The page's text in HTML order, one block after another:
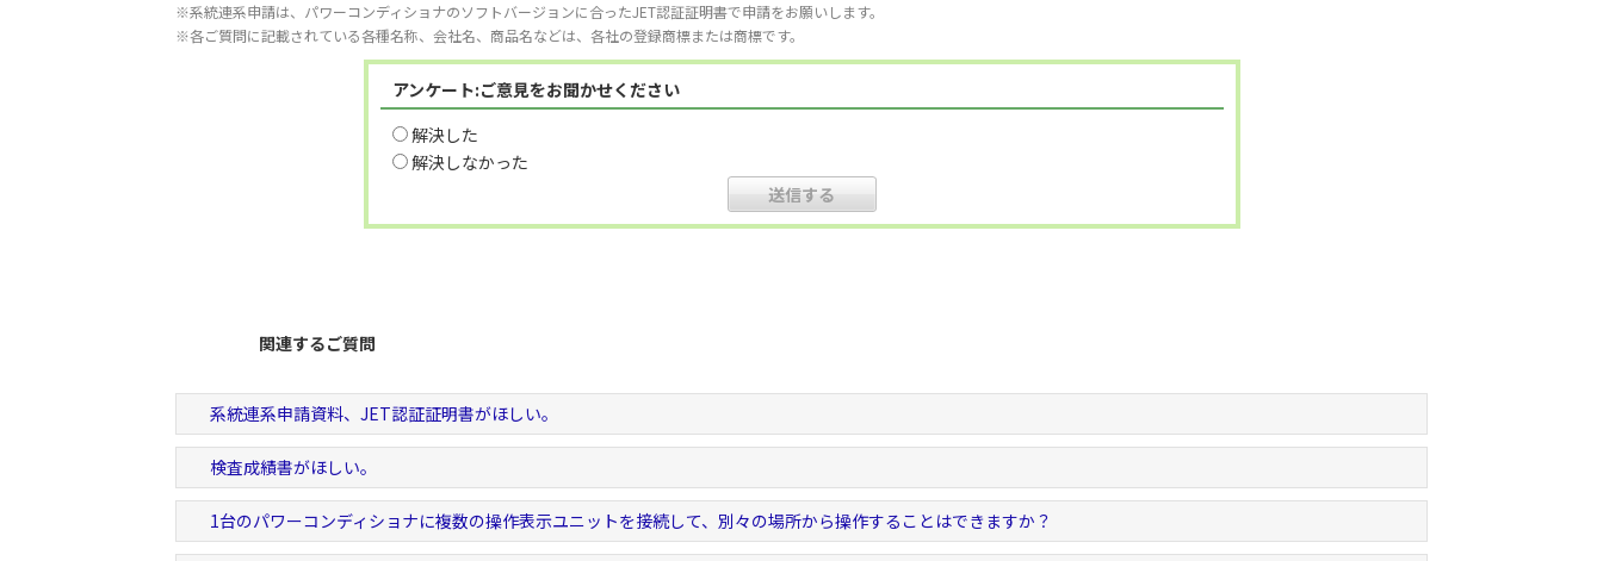
※系統連系申請は、パワーコンディショナのソフトバージョンに合ったJET認証証明書で申請をお願いします。
※各ご質問に記載されている各種名称、会社名、商品名などは、各社の登録商標または商標です。
アンケート:ご意見をお聞かせください
解決した
解決しなかった
関連するご質問
系統連系申請資料、JET認証証明書がほしい。
検査成績書がほしい。
1台のパワーコンディショナに複数の操作表示ユニットを接続して、別々の場所から操作することはできますか？